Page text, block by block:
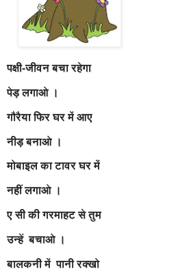
पक्षी-जीवन बचा रहेगा
पेड़ लगाओ ।
गौरैया फिर घर में आए
नीड़ बनाओ ।
मोबाइल का टावर घर में
नहीं लगाओ ।
ए सी की गरमाहट से तुम
उन्हें बचाओ ।
बालकनी में पानी रक्खो